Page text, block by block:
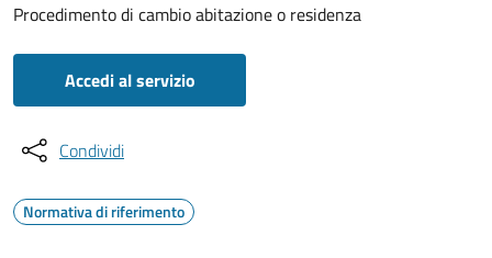
Procedimento di cambio abitazione o residenza
Accedi al servizio
Condividi
Normativa di riferimento